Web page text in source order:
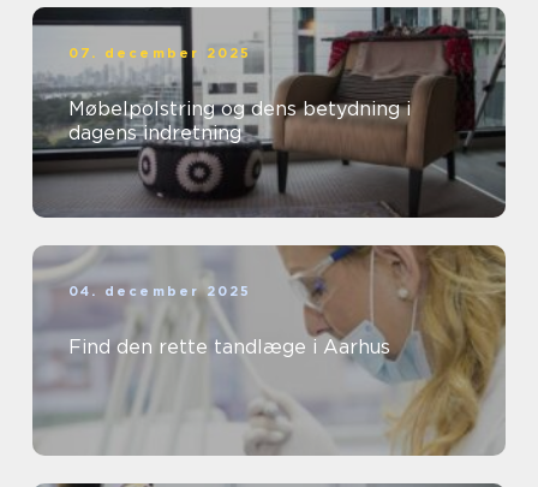
07. december 2025
Møbelpolstring og dens betydning i
dagens indretning
04. december 2025
Find den rette tandlæge i Aarhus